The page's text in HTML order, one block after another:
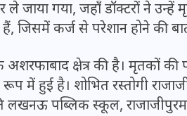
ले जाया गया, जहाँ डॉक्टरों ने
जिसमें कर्ज से परेशान होने की
क्षेत्र की है। मृतकों की
में हुई है। शोभित रस्तोगी
पब्लिक स्कूल, राजाजीपुरम में